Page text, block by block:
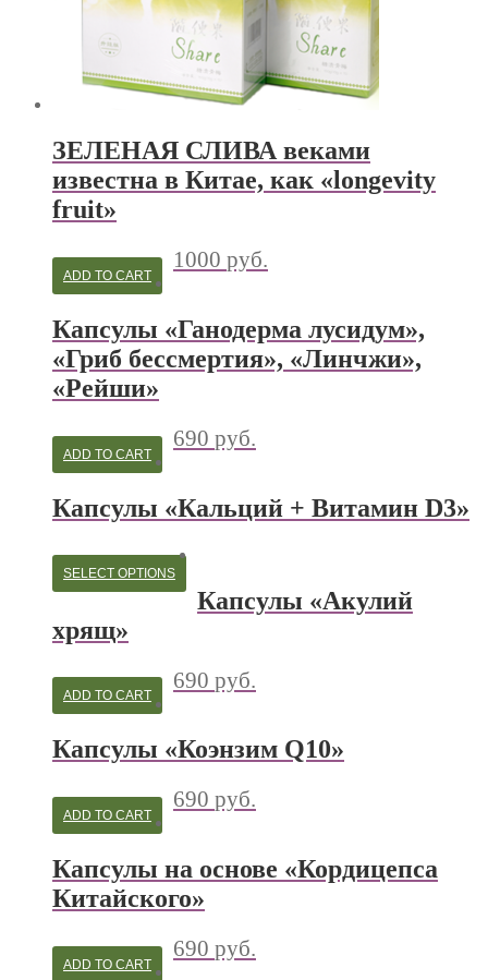
ЗЕЛЕНАЯ СЛИВА веками
известна в Китае, как «longevity
fruit»
1000 руб.
ADD TO CART
Капсулы «Ганодерма лусидум»,
«Гриб бессмертия», «Линчжи»,
«Рейши»
690 руб.
ADD TO CART
Капсулы «Кальций + Витамин D3»
SELECT OPTIONS
Капсулы «Акулий
хрящ»
690 руб.
ADD TO CART
Капсулы «Коэнзим Q10»
690 руб.
ADD TO CART
Капсулы на основе «Кордицепса
Китайского»
690 руб.
ADD TO CART